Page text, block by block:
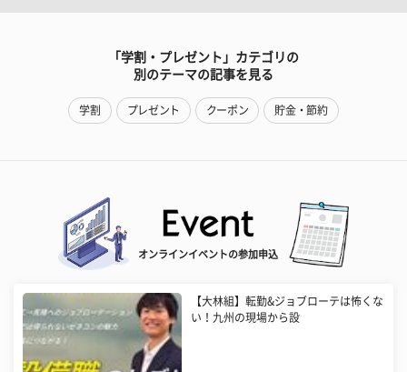
「学割・プレゼント」カテゴリの
別のテーマの記事を見る
学割 プレゼント クーポン 貯金・節約
オンラインイベントの参加申込
【大林組】転勤&ジョブローテは怖くな
い！九州の現場から設